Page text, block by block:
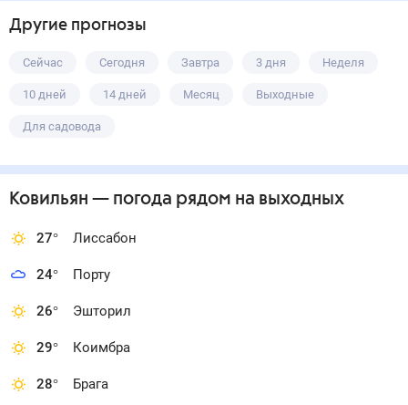
Другие прогнозы
Сейчас Сегодня Завтра 3 дня Неделя
10 дней 14 дней Месяц Выходные
Для садовода
Ковильян — погода рядом на выходных
27° Лиссабон
24° Порту
26° Эшторил
29° Коимбра
28° Брага